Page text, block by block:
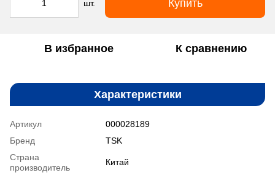
шт. Купить
В избранное К сравнению
Характеристики
Артикул
000028189
Бренд
TSK
Страна
производитель
Китай